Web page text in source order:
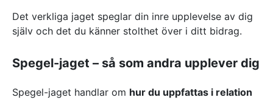
Det verkliga jaget speglar din inre upplevelse av dig
själv och det du känner stolthet över i ditt bidrag.
Spegel-jaget – så som andra upplever dig
Spegel-jaget handlar om hur du uppfattas i relation